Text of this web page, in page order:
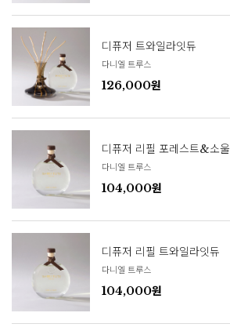
디퓨저 트와일라잇듀
다니엘 트루스
126,000원
디퓨저 리필 포레스트&소울
다니엘 트루스
104,000원
디퓨저 리필 트와일라잇듀
다니엘 트루스
104,000원